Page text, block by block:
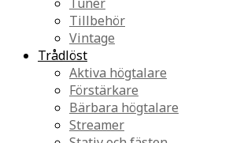
Tillbehör
Vintage
Trådlöst
Aktiva högtalare
Förstärkare
Bärbara högtalare
Streamer